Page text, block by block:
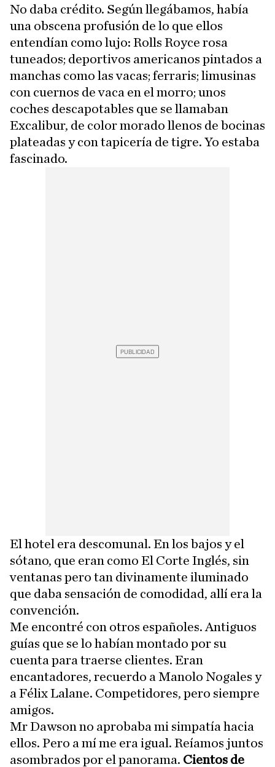
No daba crédito. Según llegábamos, había
una obscena profusión de lo que ellos
entendían como lujo: Rolls Royce rosa
tuneados; deportivos americanos pintados a
manchas como las vacas; ferraris; limusinas
con cuernos de vaca en el morro; unos
coches descapotables que se llamaban
Excalibur, de color morado llenos de bocinas
plateadas y con tapicería de tigre. Yo estaba
fascinado.
El hotel era descomunal. En los bajos y el
sótano, que eran como El Corte Inglés, sin
ventanas pero tan divinamente iluminado
que daba sensación de comodidad, allí era la
convención.
Me encontré con otros españoles. Antiguos
guías que se lo habían montado por su
cuenta para traerse clientes. Eran
encantadores, recuerdo a Manolo Nogales y
a Félix Lalane. Competidores, pero siempre
amigos.
Mr Dawson no aprobaba mi simpatía hacia
ellos. Pero a mí me era igual. Reíamos juntos
asombrados por el panorama. Cientos de